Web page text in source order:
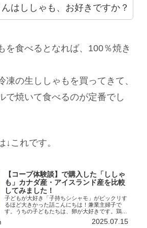
はししゃも、お好きですか？
を食べるとなれば、100％焼き
凍の生ししゃもを買ってきて、
で焼いて食べるのが定番でし
↓これです。
【コープ体験談】で購入した「ししゃ
も」カナダ産・アイスランド産を比較
してみました！
子どもが大好き「子持ちシシャモ」がビックリす
るほど大きかった話こんにちは！兼業主婦子で
す。うちの子どもたちは、卵が大好きです。鶏の
卵にはじまり、いくらやとびっこ、そして子持ち
シシャモは勢いよく食べます。他の食べ物はお残
2025.07.15